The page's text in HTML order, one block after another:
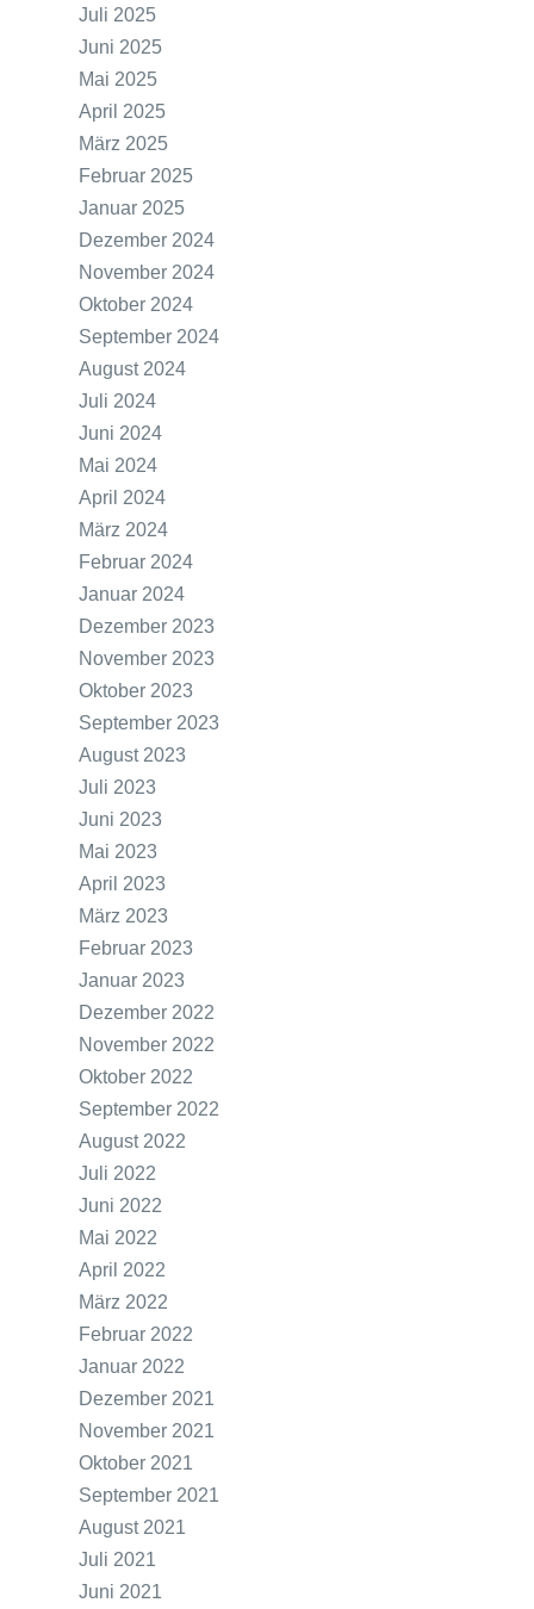
Juli 2025
Juni 2025
Mai 2025
April 2025
März 2025
Februar 2025
Januar 2025
Dezember 2024
November 2024
Oktober 2024
September 2024
August 2024
Juli 2024
Juni 2024
Mai 2024
April 2024
März 2024
Februar 2024
Januar 2024
Dezember 2023
November 2023
Oktober 2023
September 2023
August 2023
Juli 2023
Juni 2023
Mai 2023
April 2023
März 2023
Februar 2023
Januar 2023
Dezember 2022
November 2022
Oktober 2022
September 2022
August 2022
Juli 2022
Juni 2022
Mai 2022
April 2022
März 2022
Februar 2022
Januar 2022
Dezember 2021
November 2021
Oktober 2021
September 2021
August 2021
Juli 2021
Juni 2021